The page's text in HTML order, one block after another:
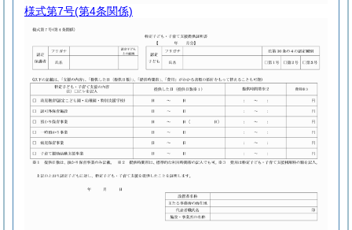
様式第7号(第4条関係)